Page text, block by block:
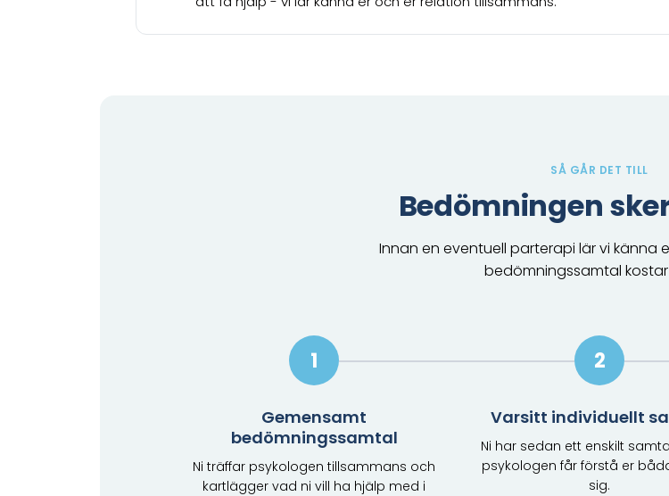
SÅ GÅR DET TILL
Bedömningen
Innan en eventuell parterapi lär vi känna
bedömningssamtal kostar
1
Gemensamt
bedömningssamtal
Ni träffar psykologen tillsammans och
kartlägger vad ni vill ha hjälp med i
2
Varsitt individuellt
Ni har sedan ett enskilt
psykologen får förstå er
sig.